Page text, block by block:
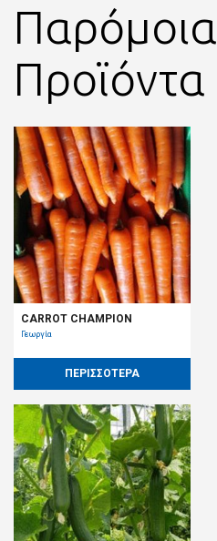
Παρόμοια
Προϊόντα
CARROT CHAMPION
Γεωργία
ΠΕΡΙΣΣΟΤΕΡΑ